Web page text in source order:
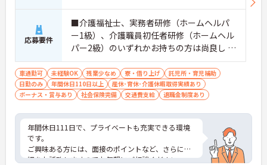
応募要件
■介護福祉士、実務者研修（ホームヘルパ
ー1級）、介護職員初任者研修（ホームヘル
パー2級）のいずれかお持ちの方は尚良し ■
普通自動車免許（AT限定可）お持ちの方
車通勤可 未経験OK 残業少なめ 寮・借り上げ
託児所・育児補助
日勤のみ
年間休日110日以上
産休･育休･介護休暇取得実績あり
ボーナス・賞与あり
社会保険完備 交通費支給 退職金制度あり
年間休日111日で、プライベートも充実できる環境
です。
ご興味ある方には、面接のポイントなど、さらに詳
細をお話致しますのでお気軽にご相談ください。